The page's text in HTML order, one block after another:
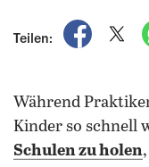
Teilen:
auf
Während
Kinder so schnell
Schulen zu holen